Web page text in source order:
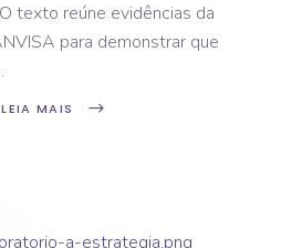
texto reúne evidências da
para demonstrar que
LEIA MAIS